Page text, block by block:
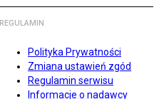
REGULAMIN
Polityka Prywatności
Zmiana ustawień zgód
Regulamin serwisu
Informacje o nadawcy